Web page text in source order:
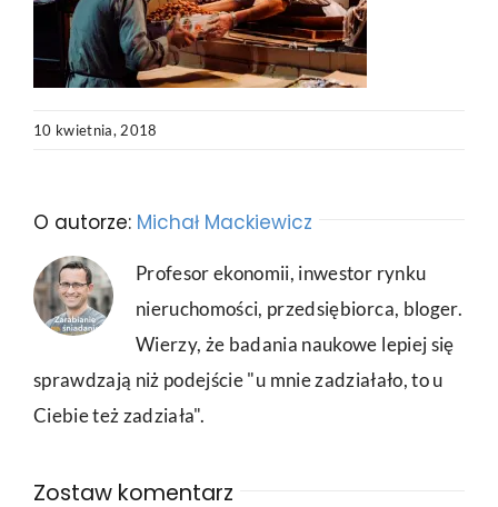
10 kwietnia, 2018
O autorze: Michał Mackiewicz
Profesor ekonomii, inwestor rynku
nieruchomości, przedsiębiorca, bloger.
Wierzy, że badania naukowe lepiej się
sprawdzają niż podejście "u mnie zadziałało, to u
Ciebie też zadziała".
Zostaw komentarz